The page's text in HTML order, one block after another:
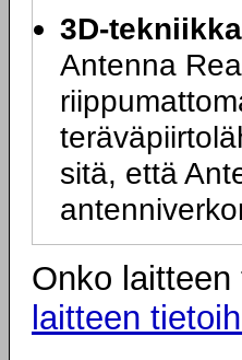
3D-tekniikka
Antenna
sitä, että
Onko
laitteen